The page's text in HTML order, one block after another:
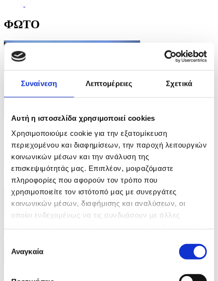
Συναίνεση Λεπτομέρειες Σχετικά
Αυτή η ιστοσελίδα χρησιμοποιεί cookies
Χρησιμοποιούμε cookie για την εξατομίκευση
περιεχομένου και διαφημίσεων, την παροχή λειτουργιών
κοινωνικών μέσων και την ανάλυση της
επισκεψιμότητάς μας. Επιπλέον, μοιραζόμαστε
πληροφορίες που αφορούν τον τρόπο που
χρησιμοποιείτε τον ιστότοπό μας με συνεργάτες
κοινωνικών μέσων, διαφήμισης και αναλύσεων, οι
οποίοι ενδεχομένως να τις συνδυάσουν με άλλες
των υπηρεσιών τους.
συγκατάθεσης
Αναγκαία
ΦΩΤΟ
10 Φωτογραφίες
21/07/2026 14:04
Iσραηλινή επίθεση με drone στοίχισε τη ζωή σε
οικογένεια έξι ανθρώπων στη Γάζα
ID: 10638584
19/07/2026 18:01